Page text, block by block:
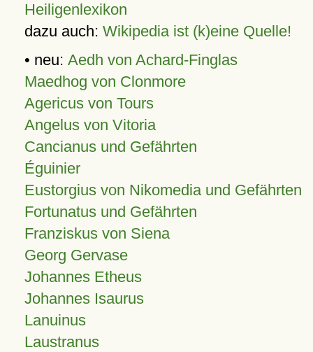
Heiligenlexikon
dazu auch: Wikipedia ist (k)eine Quelle!
• neu: Aedh von Achard-Finglas
Maedhog von Clonmore
Agericus von Tours
Angelus von Vitoria
Cancianus und Gefährten
Éguinier
Eustorgius von Nikomedia und Gefährten
Fortunatus und Gefährten
Franziskus von Siena
Georg Gervase
Johannes Etheus
Johannes Isaurus
Lanuinus
Laustranus